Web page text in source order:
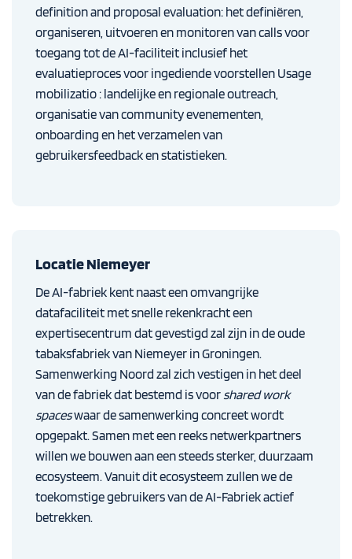
definition and proposal evaluation: het definiëren,
organiseren, uitvoeren en monitoren van calls voor
toegang tot de AI-faciliteit inclusief het
evaluatieproces voor ingediende voorstellen Usage
mobilizatio : landelijke en regionale outreach,
organisatie van community evenementen,
onboarding en het verzamelen van
gebruikersfeedback en statistieken.
Locatie Niemeyer
De AI-fabriek kent naast een omvangrijke
datafaciliteit met snelle rekenkracht een
expertisecentrum dat gevestigd zal zijn in de oude
tabaksfabriek van Niemeyer in Groningen.
Samenwerking Noord zal zich vestigen in het deel
van de fabriek dat bestemd is voor shared work
spaceswaar de samenwerking concreet wordt
opgepakt. Samen met een reeks netwerkpartners
willen we bouwen aan een steeds sterker, duurzaam
ecosysteem. Vanuit dit ecosysteem zullen we de
toekomstige gebruikers van de AI-Fabriek actief
betrekken.